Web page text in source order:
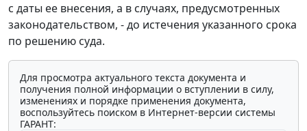
с даты ее внесения, а в случаях, предусмотренных
законодательством, - до истечения указанного срока
по решению суда.
Для просмотра актуального текста документа и
получения полной информации о вступлении в силу,
изменениях и порядке применения документа,
воспользуйтесь поиском в Интернет-версии системы
ГАРАНТ: